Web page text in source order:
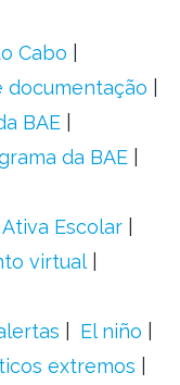
Cabo
documentação
BAE
da BAE
Escolar
virtual
El niño
extremos